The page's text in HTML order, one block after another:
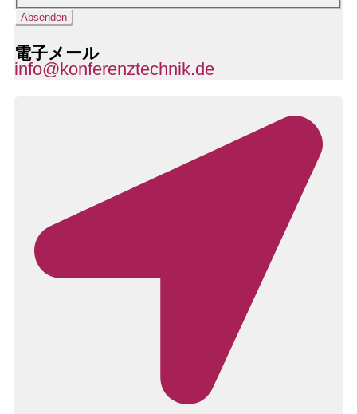
Absenden
電子メール
info@konferenztechnik.de